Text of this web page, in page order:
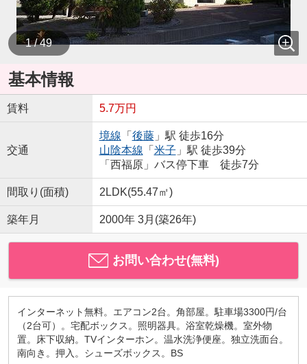
1 / 49
基本情報
賃料 5.7万円
交通
境線 「 後藤」駅 徒歩16分
山陰本線 「 米子 」駅 徒歩39分
「西福原」バス停下車 徒歩7分
間取り(面積) 2LDK(55.47㎡)
築年月 2000年 3月(築26年)
お問い合わせ(無料)
インターネット無料。エアコン2台。角部屋。駐車場3300円/台
（2台可）。宅配ボックス。照明器具。浴室乾燥機。室外物
置。床下収納。TVインターホン。温水洗浄便座。独立洗面台。
南向き。押入。シューズボックス。BS